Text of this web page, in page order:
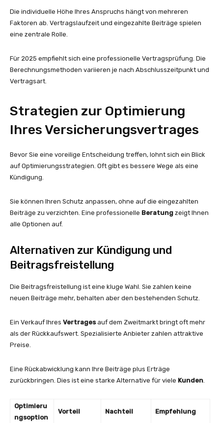
Die individuelle Höhe Ihres Anspruchs hängt von mehreren
Faktoren ab. Vertragslaufzeit und eingezahlte Beiträge spielen
eine zentrale Rolle.
Für 2025 empfiehlt sich eine professionelle Vertragsprüfung. Die
Berechnungsmethoden variieren je nach Abschlusszeitpunkt und
Vertragsart.
Strategien zur Optimierung
Ihres Versicherungsvertrages
Bevor Sie eine voreilige Entscheidung treffen, lohnt sich ein Blick
auf Optimierungsstrategien. Oft gibt es bessere Wege als eine
Kündigung.
Sie können Ihren Schutz anpassen, ohne auf die eingezahlten
Beiträge zu verzichten. Eine professionelle Beratung zeigt Ihnen
alle Optionen auf.
Alternativen zur Kündigung und
Beitragsfreistellung
Die Beitragsfreistellung ist eine kluge Wahl. Sie zahlen keine
neuen Beiträge mehr, behalten aber den bestehenden Schutz.
Ein Verkauf Ihres Vertragesauf dem Zweitmarkt bringt oft mehr
als der Rückkaufswert. Spezialisierte Anbieter zahlen attraktive
Preise.
Eine Rückabwicklung kann Ihre Beiträge plus Erträge
zurückbringen. Dies ist eine starke Alternative für viele Kunden.
Optimieru
ngsoption
Vorteil Nachteil Empfehlung